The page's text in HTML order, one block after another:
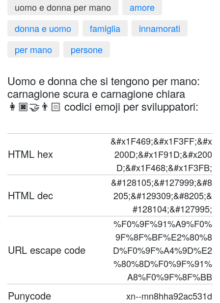
uomo e donna per mano
amore
donna e uomo
famiglia
innamorati
per mano
persone
Uomo e donna che si tengono per mano:
carnagione scura e carnagione chiara
👩🏿‍🤝‍👨🏻 codici emoji per sviluppatori:
HTML hex
&#x1F469;&#x1F3FF;&#x
200D;&#x1F91D;&#x200
D;&#x1F468;&#x1F3FB;
HTML dec
&#128105;&#127999;&#8
205;&#129309;&#8205;&
#128104;&#127995;
URL escape code
%F0%9F%91%A9%F0%
9F%8F%BF%E2%80%8
D%F0%9F%A4%9D%E2
%80%8D%F0%9F%91%
A8%F0%9F%8F%BB
Punycode xn--mn8hha92ac531d